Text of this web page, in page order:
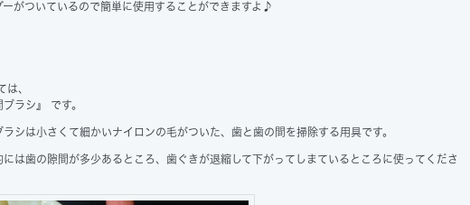
ーがついているので簡単に使用することができますよ♪
は、
ブラシ』
です。
ラシは小さくて細かいナイロンの毛がついた、歯と歯の間を掃除する用具です。
には歯の隙間が多少あるところ、歯ぐきが退縮して下がってしまているところに使ってくださ